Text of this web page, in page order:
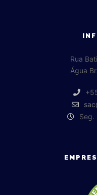
Rua
Água
Seg.